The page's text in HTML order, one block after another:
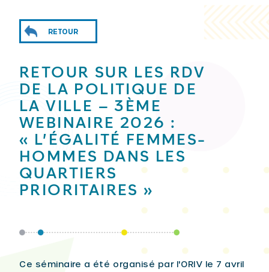
RETOUR
RETOUR SUR LES RDV
DE LA POLITIQUE DE
LA VILLE – 3ÈME
WEBINAIRE 2026 :
« L’ÉGALITÉ FEMMES-
HOMMES DANS LES
QUARTIERS
PRIORITAIRES »
Ce séminaire a été organisé par l'ORIV le 7 avril